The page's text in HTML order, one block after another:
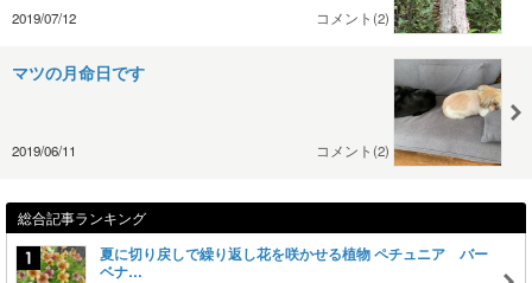
2019/07/12 コメント(2)
マツの月命日です
2019/06/11 コメント(2)
総合記事ランキング
夏に切り戻しで繰り返し花を咲かせる植物 ペチュニア バー
ベナ…